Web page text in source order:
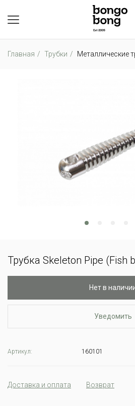
Главная Трубки Металлические
Трубка Skeleton Pipe (Fish
Нет в
Уведомить
Артикул: 160101
Доставка и оплата Возврат